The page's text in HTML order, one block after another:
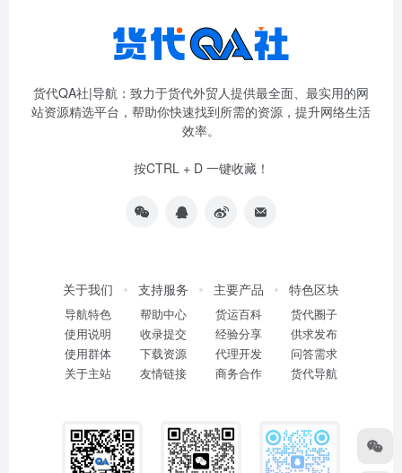
货代QA社|导航：致力于货代外贸人提供最全面、最实用的网
站资源精选平台，帮助你快速找到所需的资源，提升网络生活
效率。
按CTRL + D 一键收藏！
关于我们
导航特色
使用说明
使用群体
关于主站
支持服务
帮助中心
收录提交
下载资源
友情链接
主要产品
货运百科
经验分享
代理开发
商务合作
特色区块
货代圈子
供求发布
问答需求
货代导航